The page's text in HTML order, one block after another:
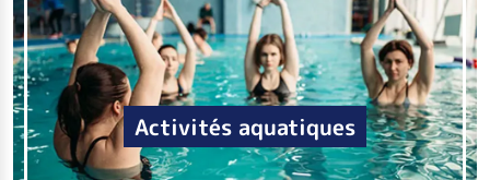
Activités aquatiques